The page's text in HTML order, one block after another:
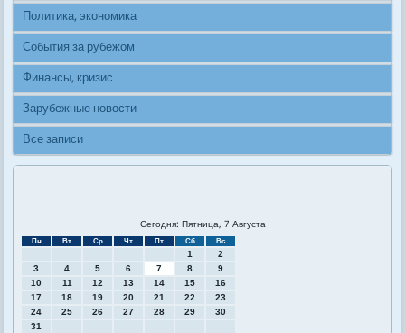
Политика, экономика
События за рубежом
Финансы, кризис
Зарубежные новости
Все записи
Сегодня: Пятница, 7 Августа
Пн Вт Ср Чт Пт Сб Вс
1
2
3
4 5 6 7 8
9
10
11 12 13 14 15
16
17
18 19 20 21 22
23
24
25 26 27 28 29
30
31